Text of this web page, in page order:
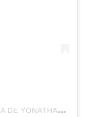
U
NA PUBLICACIÓN COMPARTIDA DE YONATHAN LARA (@YONATHANDLARA)